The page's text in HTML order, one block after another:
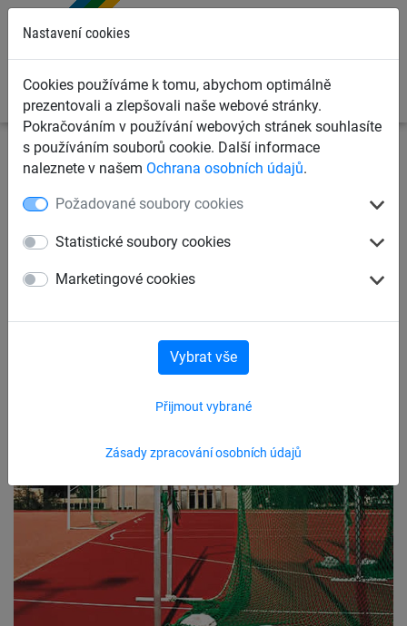
Nastavení cookies
Cookies používáme k tomu, abychom optimálně
prezentovali a zlepšovali naše webové stránky.
Pokračováním v používání webových stránek souhlasíte
s používáním souborů cookie. Další informace
naleznete v našem Ochrana osobních údajů.
Požadované soubory cookies
Statistické soubory cookies
Marketingové cookies
Zásady zpracování osobních údajů
Přijmout vybrané
Vybrat vše
Sportovní sítě Sítě pro ostatní sporty Sítě pro atletiku
Pytel k zatížení sítě bez
obsahu